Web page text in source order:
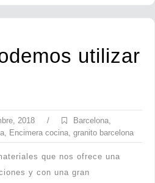
utilizar
2018 / Barcelona,
, Encimera cocina, granito barcelona
que nos ofrece una
y con una gran